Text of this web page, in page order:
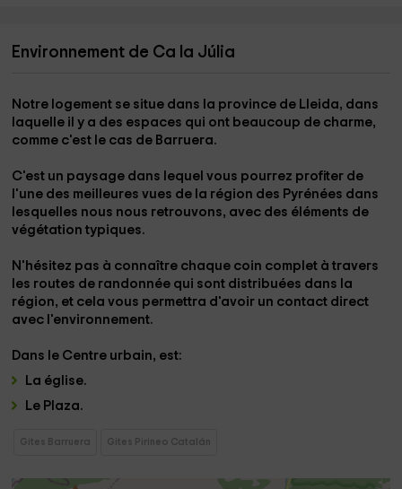
Environnement de Ca la Júlia
Notre logement se situe dans la province de Lleida, dans
laquelle il y a des espaces qui ont beaucoup de charme,
comme c'est le cas de Barruera.
C'est un paysage dans lequel vous pourrez profiter de
l'une des meilleures vues de la région des Pyrénées dans
lesquelles nous nous retrouvons, avec des éléments de
végétation typiques.
N'hésitez pas à connaître chaque coin complet à travers
les routes de randonnée qui sont distribuées dans la
région, et cela vous permettra d'avoir un contact direct
avec l'environnement.
Dans le Centre urbain, est:
La église.
Le Plaza.
Gites Barruera Gites Pirineo Catalán